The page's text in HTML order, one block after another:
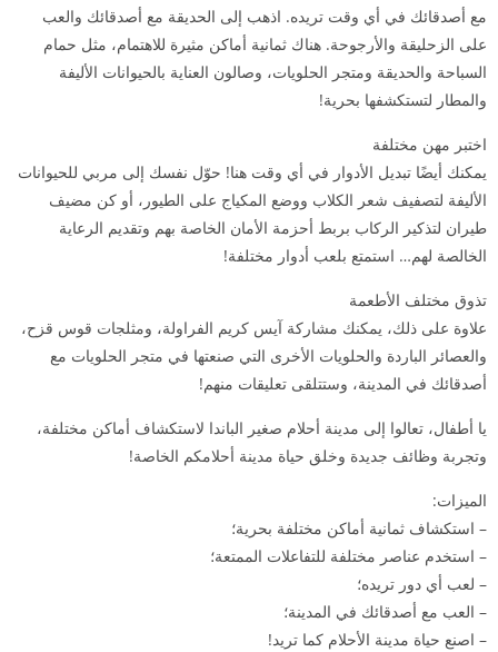
مع أصدقائك في أي وقت تريده. اذهب إلى الحديقة مع أصدقائك والعب
على الزحليقة والأرجوحة. هناك ثمانية أماكن مثيرة للاهتمام، مثل حمام
السباحة والحديقة ومتجر الحلويات، وصالون العناية بالحيوانات الأليفة
والمطار لتستكشفها بحرية!
اختبر مهن مختلفة
يمكنك أيضًا تبديل الأدوار في أي وقت هنا! حوّل نفسك إلى مربي للحيوانات
الأليفة لتصفيف شعر الكلاب ووضع المكياج على الطيور، أو كن مضيف
طيران لتذكير الركاب بربط أحزمة الأمان الخاصة بهم وتقديم الرعاية
الخالصة لهم… استمتع بلعب أدوار مختلفة!
تذوق مختلف الأطعمة
علاوة على ذلك، يمكنك مشاركة آيس كريم الفراولة، ومثلجات قوس قزح،
والعصائر الباردة والحلويات الأخرى التي صنعتها في متجر الحلويات مع
أصدقائك في المدينة، وستتلقى تعليقات منهم!
يا أطفال، تعالوا إلى مدينة أحلام صغير الباندا لاستكشاف أماكن مختلفة،
وتجربة وظائف جديدة وخلق حياة مدينة أحلامكم الخاصة!
الميزات:
– استكشاف ثمانية أماكن مختلفة بحرية؛
– استخدم عناصر مختلفة للتفاعلات الممتعة؛
– لعب أي دور تريده؛
– العب مع أصدقائك في المدينة؛
– اصنع حياة مدينة الأحلام كما تريد!